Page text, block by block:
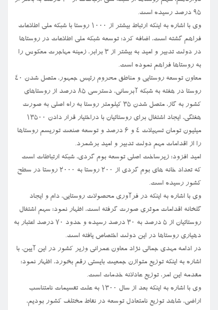
۹۵ درصد رسیده است.
وی با اشاره به اینکه ارتباط بیشتر از ۱۰۰۰ روستا با شبکه ملی اطلاعات
فراهم گشته است، اضافه کرد: توسعه شبکه ملی اطلاعات در روستاها
در دولت تدبیر و امید به بیشتر از ۳ برابر، زمینه مهاجرت معکوس را
به روستاها فراهم نموده است.
معاون توسعه روستایی و مناطق محروم رئیس جمهور، متصل شدن ۴۰
روستا در هفته به شبکه آبرسانی، دسترسی ۸۵ درصد از روستاهای
کشور به گاز، متصل شدن ۳۵ کیلومتر روستا به راه اصلی به صورت
هفتگی، ایجاد اشتغال برای روستائیان با دراختیار قرار دادن ۱۳۵۰۰
میلیون تومان تسهیلات ۴ و ۶ درصد و توسعه صنعت توریسم روستاها
را از اقدامات مهم دولت تدبیر و امید برشمرد.
امید افزود: زیرساخت اصلی توسعه بوم گردی، شبکه ارتباطات است
که تعداد خانه های بوم گردی از ۲۰۰ روستا به ۲۰۰۰ روستا در سطح
کشور رسیده است.
وی با اشاره به اینکه در فرآوری محصولات روستایی، دام و ایجاد
گلخانه اقدامات موثری صورت گرفته است، اظهار نمود: سهم اشتغال
روستائیان از ۵ درصد به ۳۰ درصد رسیده و حدود ۷۰ درصد اعتبار به
دهیاری روستاها در این دولت اختصاص یافته است.
در ادامه مهدی جمالی نژاد معاون عمرانی وزیر کشور در این آیین، با
اشاره به اینکه توزیع متوازن جمعیت بایستی رقم بخورد، اظهار نمود:
مقدمه این امر، توزیع عادلانه خدمات است.
وی با اشاره به اینکه بعد از سال ۱۳۰۰ به علت تقسیمات نامتناسب
اراضی، شاهد توزیع نامتعادل توسعه در نقاط مختلف کشور بودیم،